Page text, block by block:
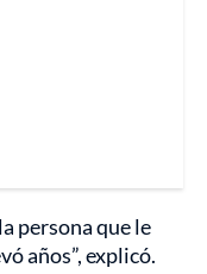
persona que le
años”, explicó.